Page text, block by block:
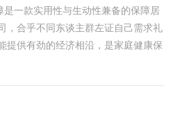
是一款实用性与生动性兼备的保障居
，合乎不同东谈主群左证自己需求礼
提供有劲的经济相沿，是家庭健康保